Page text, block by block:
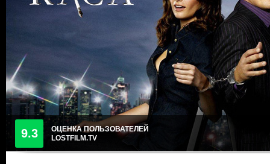
9.3
ОЦЕНКА ПОЛЬЗОВАТЕЛЕЙ
LOSTFILM.TV